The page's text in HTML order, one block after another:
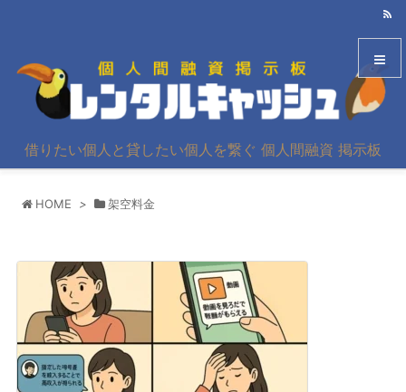
借りたい個人と貸したい個人を繋ぐ 個人間融資 掲示板
HOME > 架空料金